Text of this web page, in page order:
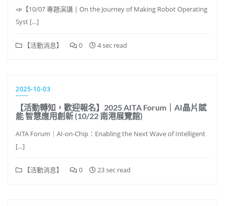
📣【10/07 專題演講 | On the Journey of Making Robot Operating
Syst […]
【活動消息】 0 4 sec read
2025-10-03
【活動轉知，歡迎報名】2025 AITA Forum｜AI晶片賦
能 智慧應用創新 (10/22 南港展覽館)
AITA Forum｜AI-on-Chip：Enabling the Next Wave of Intelligent
[…]
【活動消息】 0 23 sec read